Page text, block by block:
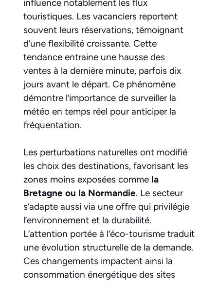
influence notablement les flux
touristiques. Les vacanciers reportent
souvent leurs réservations, témoignant
d’une flexibilité croissante. Cette
tendance entraine une hausse des
ventes à la dernière minute, parfois dix
jours avant le départ. Ce phénomène
démontre l’importance de surveiller la
météo en temps réel pour anticiper la
fréquentation.
Les perturbations naturelles ont modifié
les choix des destinations, favorisant les
zones moins exposées comme la
Bretagne ou la Normandie. Le secteur
s’adapte aussi via une offre qui privilégie
l’environnement et la durabilité.
L’attention portée à l’éco-tourisme traduit
une évolution structurelle de la demande.
Ces changements impactent ainsi la
consommation énergétique des sites